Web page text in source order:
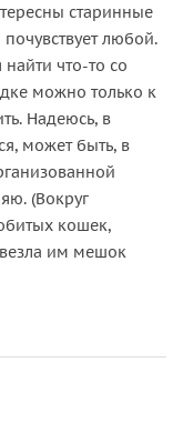
старинные
любой.
что-то со
можно только к
Надеюсь, в
может быть, в
(Вокруг
кошек,
им мешок